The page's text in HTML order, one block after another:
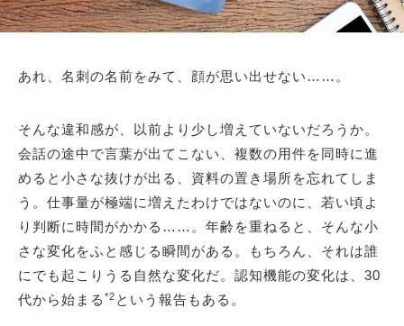
あれ、名刺の名前をみて、顔が思い出せない……。
そんな違和感が、以前より少し増えていないだろうか。
会話の途中で言葉が出てこない、複数の用件を同時に進
めると小さな抜けが出る、資料の置き場所を忘れてしま
う。仕事量が極端に増えたわけではないのに、若い頃よ
り判断に時間がかかる……。年齢を重ねると、そんな小
さな変化をふと感じる瞬間がある。もちろん、それは誰
にでも起こりうる自然な変化だ。認知機能の変化は、30
代から始まる *2 という報告もある。